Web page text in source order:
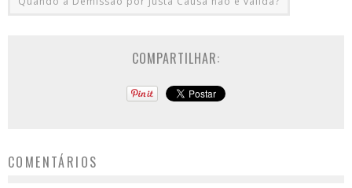
COMPARTILHAR:
COMENTÁRIOS